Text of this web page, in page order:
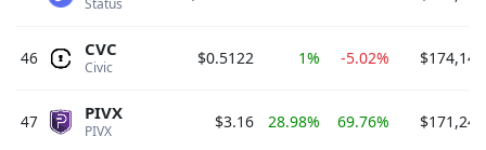
Status
46 Civic
CVC $0.5122 1% -5.02%
47 PIVX
PIVX $3.16 28.98% 69.76%